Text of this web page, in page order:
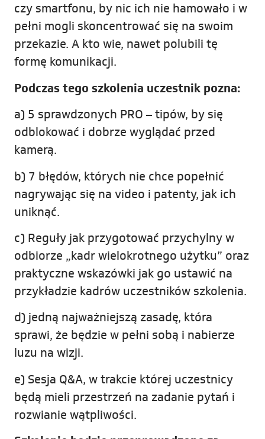
czy smartfonu, by nic ich nie hamowało i w
pełni mogli skoncentrować się na swoim
przekazie. A kto wie, nawet polubili tę
formę komunikacji.
Podczas tego szkolenia uczestnik pozna:
a) 5 sprawdzonych PRO – tipów, by się
odblokować i dobrze wyglądać przed
kamerą.
b) 7 błędów, których nie chce popełnić
nagrywając się na video i patenty, jak ich
uniknąć.
c) Reguły jak przygotować przychylny w
odbiorze „kadr wielokrotnego użytku” oraz
praktyczne wskazówki jak go ustawić na
przykładzie kadrów uczestników szkolenia.
d) jedną najważniejszą zasadę, która
sprawi, że będzie w pełni sobą i nabierze
luzu na wizji.
e) Sesja Q&A, w trakcie której uczestnicy
będą mieli przestrzeń na zadanie pytań i
rozwianie wątpliwości.